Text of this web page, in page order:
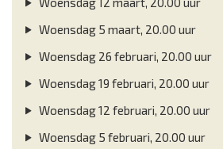
Woensdag 5 maart, 20.00 uur
Woensdag 26 februari, 20.00 uur
Woensdag 19 februari, 20.00 uur
Woensdag 12 februari, 20.00 uur
Woensdag 5 februari, 20.00 uur